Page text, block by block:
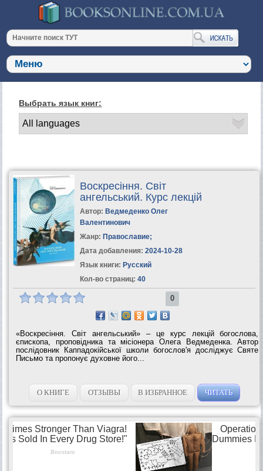
Выбрать язык книг:
Воскресіння. Світ
ангельський. Курс лекцій
Автор: Ведмеденко Олег
Валентинович
Жанр: Православие;
Дата добавления: 2024-10-28
Язык книги: Русский
Кол-во страниц: 40
0
«Воскресіння. Світ ангельський» – це курс лекцій богослова,
єпископа, проповідника та місіонера Олега Ведмеденка. Автор
послідовник Каппадокійської школи богослов'я досліджує Святе
Письмо та пропонує духовне його...
О КНИГЕ ОТЗЫВЫ В ИЗБРАННОЕ ЧИТАТЬ